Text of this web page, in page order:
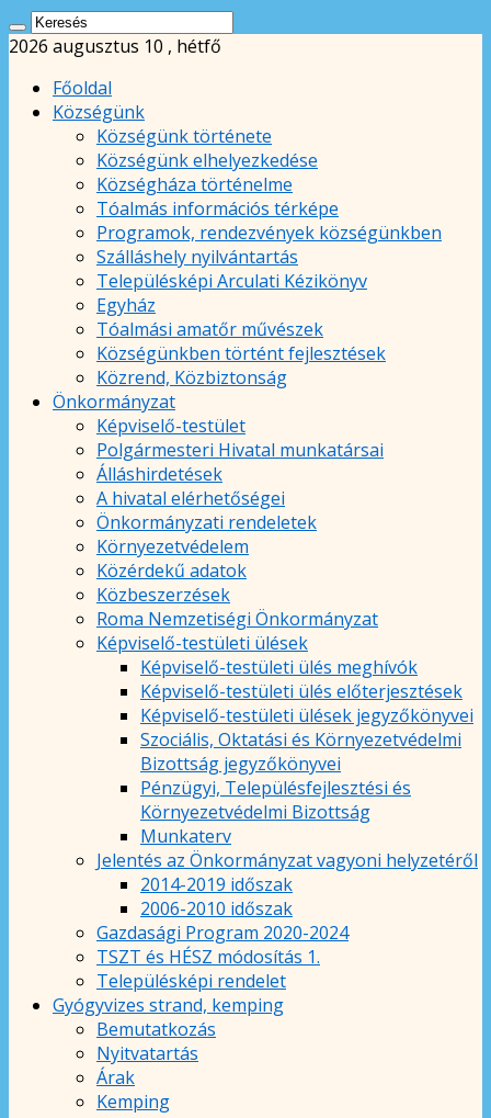
2026 augusztus 10 , hétfő
Főoldal
Községünk
Községünk története
Községünk elhelyezkedése
Községháza történelme
Tóalmás információs térképe
Programok, rendezvények községünkben
Szálláshely nyilvántartás
Településképi Arculati Kézikönyv
Egyház
Tóalmási amatőr művészek
Községünkben történt fejlesztések
Közrend, Közbiztonság
Önkormányzat
Képviselő-testület
Polgármesteri Hivatal munkatársai
Álláshirdetések
A hivatal elérhetőségei
Önkormányzati rendeletek
Környezetvédelem
Közérdekű adatok
Közbeszerzések
Roma Nemzetiségi Önkormányzat
Képviselő-testületi ülések
Képviselő-testületi ülés meghívók
Képviselő-testületi ülés előterjesztések
Képviselő-testületi ülések jegyzőkönyvei
Szociális, Oktatási és Környezetvédelmi
Bizottság jegyzőkönyvei
Pénzügyi, Településfejlesztési és
Környezetvédelmi Bizottság
Munkaterv
Jelentés az Önkormányzat vagyoni helyzetéről
2014-2019 időszak
2006-2010 időszak
Gazdasági Program 2020-2024
TSZT és HÉSZ módosítás 1.
Településképi rendelet
Gyógyvizes strand, kemping
Bemutatkozás
Nyitvatartás
Árak
Kemping